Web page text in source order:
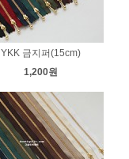
YKK 금지퍼(15cm)
1,200원